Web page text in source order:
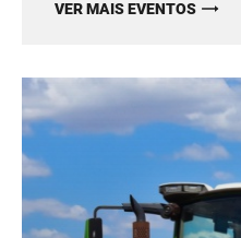
VER MAIS EVENTOS